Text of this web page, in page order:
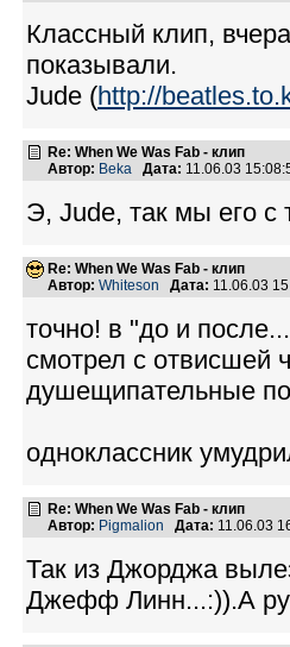
Классный клип,
показывали.
Jude (http://
Re: When We Was Fab - клип
Автор: Beka Дата: 11.06.03
Э, Jude, так мы его с
Re: When We Was Fab - клип
Автор: Whiteson Дата: 11.06.03
точно! в "до и
смотрел с отвисшей
душещипательные
одноклассник
Re: When We Was Fab - клип
Автор: Pigmalion Дата: 11.06.03
Так из Джорджа
Джефф Линн...:)).А